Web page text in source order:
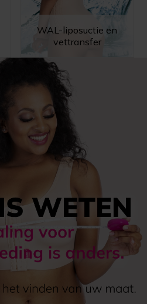
WAL-liposuctie en
vettransfer